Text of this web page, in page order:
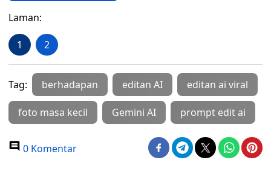
Laman:
1 2
Tag: berhadapan editan AI editan ai viral
foto masa kecil Gemini AI prompt edit ai
0 Komentar